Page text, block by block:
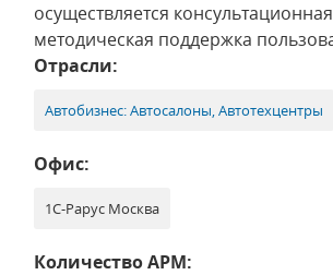
осуществляется
методическая поддержка
Отрасли:
Автобизнес: Автосалоны, Автотехцентры
Офис:
1С-Рарус Москва
Количество АРМ: